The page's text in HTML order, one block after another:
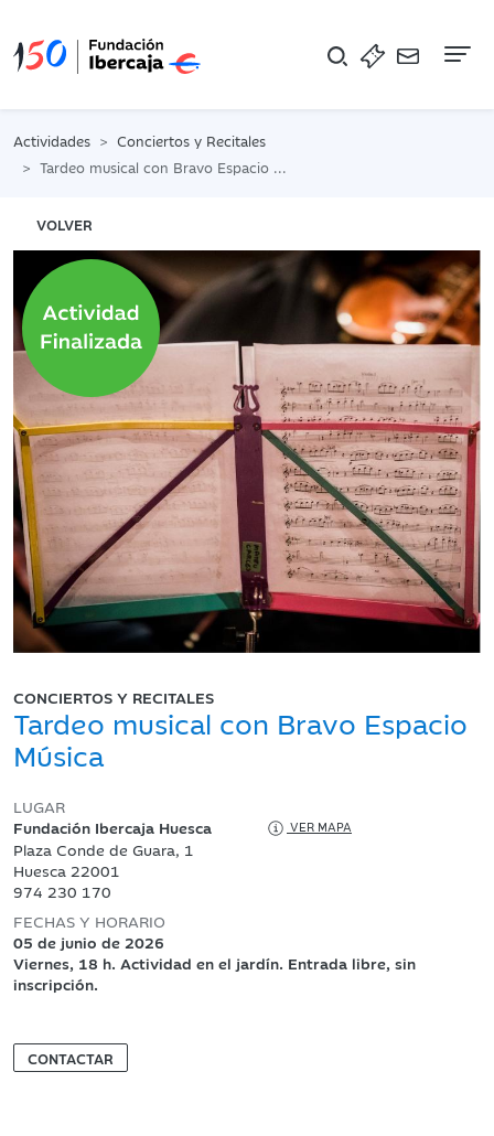
Actividades
Conciertos y Recitales
Tardeo musical con Bravo Espacio Música
VOLVER
CONCIERTOS Y RECITALES
Tardeo musical con Bravo Espacio
Música
LUGAR
Fundación Ibercaja Huesca
VER MAPA
Plaza Conde de Guara, 1
Huesca 22001
974 230 170
FECHAS Y HORARIO
05 de junio de 2026
Viernes, 18 h. Actividad en el jardín. Entrada libre, sin
inscripción.
CONTACTAR